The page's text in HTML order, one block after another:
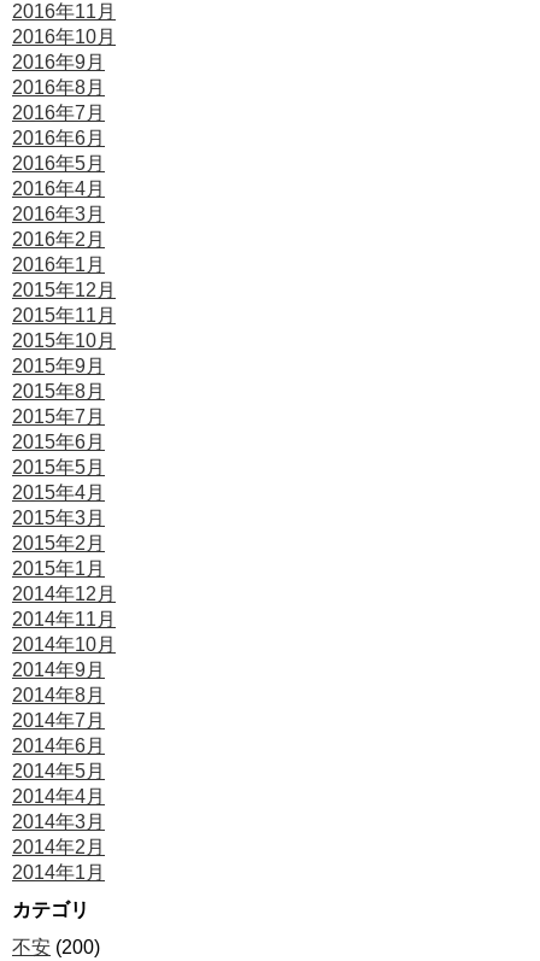
2016年11月
2016年10月
2016年9月
2016年8月
2016年7月
2016年6月
2016年5月
2016年4月
2016年3月
2016年2月
2016年1月
2015年12月
2015年11月
2015年10月
2015年9月
2015年8月
2015年7月
2015年6月
2015年5月
2015年4月
2015年3月
2015年2月
2015年1月
2014年12月
2014年11月
2014年10月
2014年9月
2014年8月
2014年7月
2014年6月
2014年5月
2014年4月
2014年3月
2014年2月
2014年1月
カテゴリ
不安 (200)